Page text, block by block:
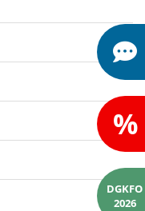
%
DGKFO
2026